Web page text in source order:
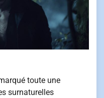
toute une
surnaturelles